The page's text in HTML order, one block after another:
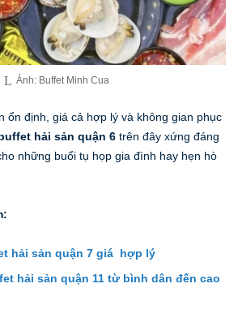
Ảnh: Buffet Minh Cua
ổn định, giá cả hợp lý và không gian phục
hải sản quận 6 trên đây xứng đáng
những buổi tụ họp gia đình hay hẹn hò
hải sản quận 7 giá hợp lý
hải sản quận 11 từ bình dân đến cao